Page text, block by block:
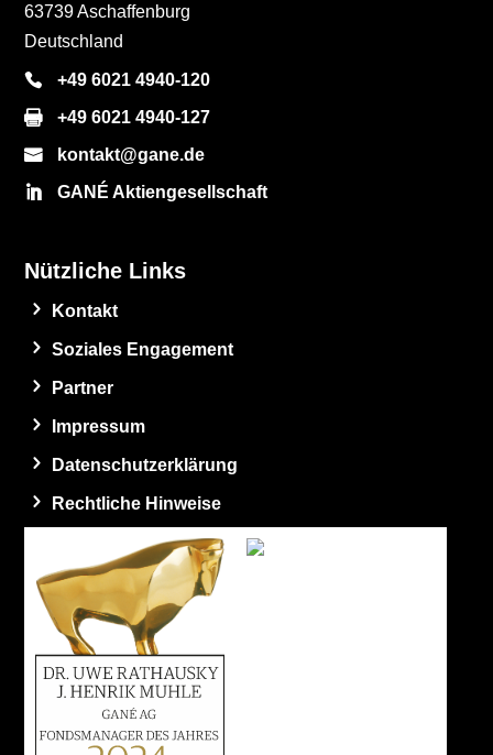
63739 Aschaffenburg
Deutschland
+49 6021 4940-120
+49 6021 4940-127
kontakt@gane.de
GANÉ Aktiengesellschaft
Nützliche Links
Kontakt
Soziales Engagement
Partner
Impressum
Datenschutzerklärung
Rechtliche Hinweise